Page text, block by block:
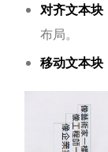
对齐文本块
布局。
移动文本块